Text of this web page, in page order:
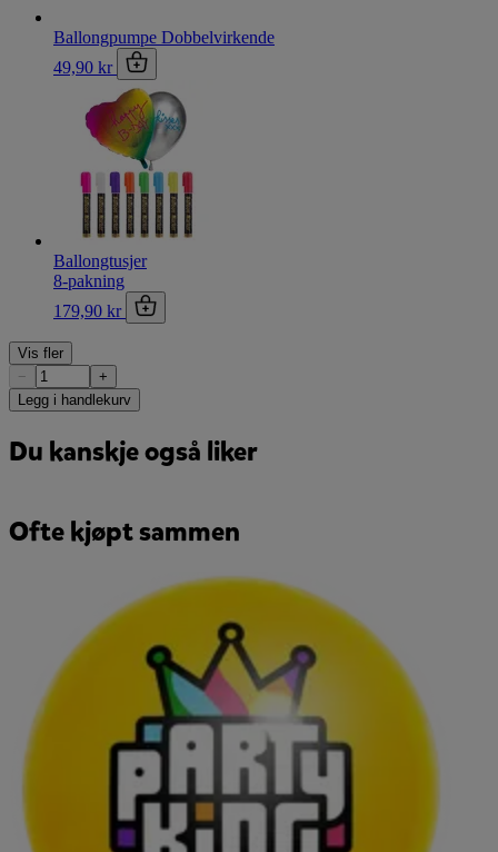
Ballongpumpe Dobbelvirkende
49,90 kr
Ballongtusjer
8-pakning
179,90 kr
Vis fler
−
+
Legg i handlekurv
Du kanskje også liker
Ofte kjøpt sammen